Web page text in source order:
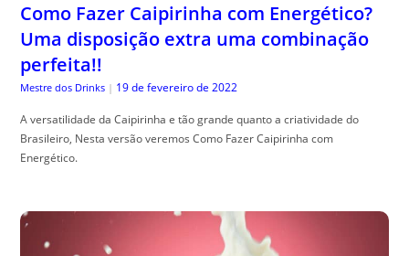
Como Fazer Caipirinha com Energético?
Uma disposição extra uma combinação
perfeita!!
Mestre dos Drinks | 19 de fevereiro de 2022
A versatilidade da Caipirinha e tão grande quanto a criatividade do
Brasileiro, Nesta versão veremos Como Fazer Caipirinha com
Energético.